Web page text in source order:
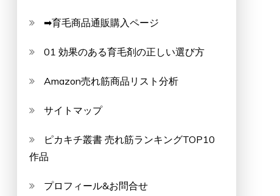
➡育毛商品通販購入ページ
01 効果のある育毛剤の正しい選び方
Amazon売れ筋商品リスト分析
サイトマップ
ピカキチ叢書 売れ筋ランキングTOP10
作品
プロフィール&お問合せ